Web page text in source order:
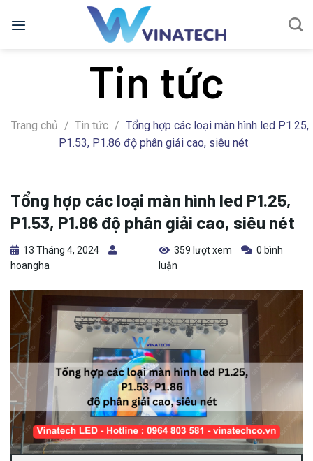
qua
Tin tức
Trang chủ / Tin tức / Tổng hợp các loại màn hình led P1.25,
P1.53, P1.86 độ phân giải cao, siêu nét
Tổng hợp các loại màn hình led P1.25,
P1.53, P1.86 độ phân giải cao, siêu nét
13 Tháng 4, 2024
hoangha
359 lượt xem
0 bình
luận